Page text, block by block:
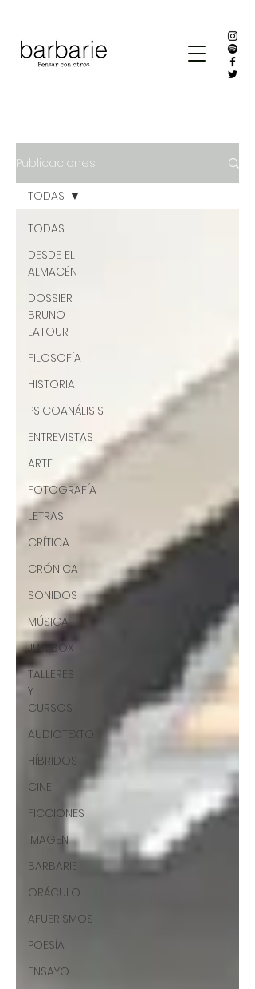
Publicaciones
TODAS
DESDE EL
ALMACÉN
DOSSIER
BRUNO
LATOUR
FILOSOFÍA
HISTORIA
PSICOANÁLISIS
ENTREVISTAS
ARTE
FOTOGRAFÍA
LETRAS
CRÍTICA
CRÓNICA
SONIDOS
MÚSICA
JUKEBOX
TALLERES
Y
CURSOS
AUDIOTEXTO
HÍBRIDOS
CINE
FICCIONES
IMAGEN
BARBARIE
ORÁCULO
AFUERISMOS
POESÍA
ENSAYO
TODAS